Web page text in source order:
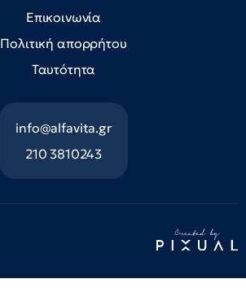
Επικοινωνία
Πολιτική απορρήτου
Ταυτότητα
info@alfavita.gr
210 3810243